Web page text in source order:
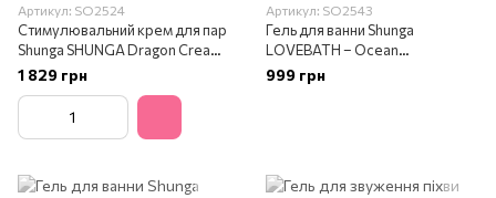
Артикул: SO2524
Стимулювальний крем для пар
Shunga SHUNGA Dragon Cream
SENSITIVE (60 мл)
1 829 грн
Артикул: SO2543
Гель для ванни Shunga
LOVEBATH – Ocean
temptations 650 г
999 грн